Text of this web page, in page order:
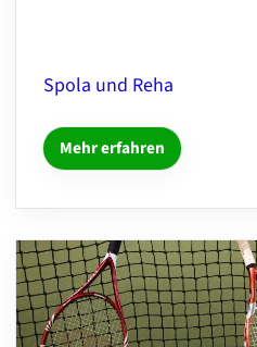
Spola und Reha
Mehr erfahren